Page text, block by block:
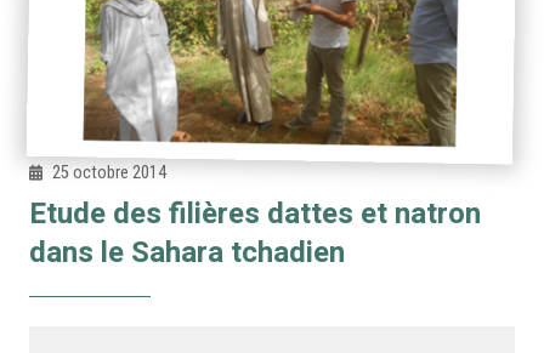
25 octobre 2014
Etude des filières dattes et natron
dans le Sahara tchadien